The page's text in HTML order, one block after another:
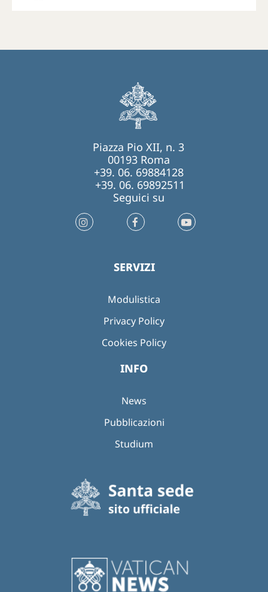
Piazza Pio XII, n. 3
00193 Roma
+39. 06. 69884128
+39. 06. 69892511
Seguici su
SERVIZI
Modulistica
Privacy Policy
Cookies Policy
INFO
News
Pubblicazioni
Studium